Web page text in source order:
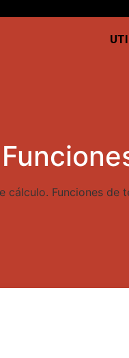
cálculo. Funciones de